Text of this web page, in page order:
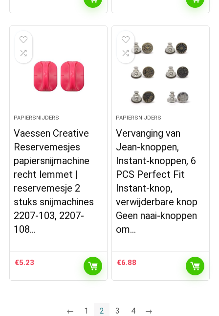
PAPIERSNIJDERS
Vaessen Creative
Reservemesjes
papiersnijmachine
recht lemmet |
reservemesje 2
stuks snijmachines
2207-103, 2207-
108…
€5.23
PAPIERSNIJDERS
Vervanging van
Jean-knoppen,
Instant-knoppen, 6
PCS Perfect Fit
Instant-knop,
verwijderbare knop
Geen naai-knoppen
om…
€6.88
← 1 2 3 4 →